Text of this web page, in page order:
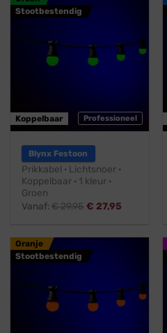
Stootbestendig
Professioneel
Koppelbaar
Blynx Festoon
Prikkabel · Lichtsnoer ·
Koppelbaar · 1 kleur ·
Groen
Vanaf:€29,95 € 27,95
Oranje
Stootbestendig